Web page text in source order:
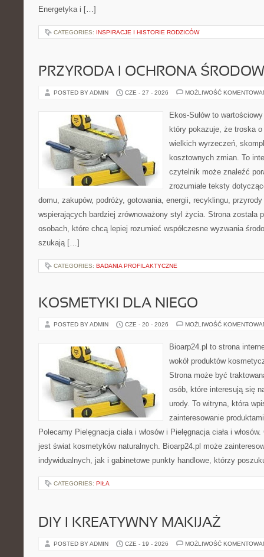
Energetyka i […]
CATEGORIES: INSPIRACJE I HISTORIE RODZICÓW
PRZYRODA I OCHRONA
POSTED BY ADMIN CZE - 27 - 2026 MOŻLIWOŚĆ
Ekos-Sułów to
który pokazuje, że troska
wielkich wyrzeczeń,
kosztownych zmian. To
czytelnik może znaleźć
zrozumiałe teksty
domu, zakupów, podróży, gotowania, energii, recyklingu,
wspierających bardziej zrównoważony styl życia. Strona została
osobach, które chcą lepiej rozumieć współczesne wyzwania
szukają […]
CATEGORIES: BADANIA PROFILAKTYCZNE
KOSMETYKI DLA NIEGO
POSTED BY ADMIN CZE - 20 - 2026 MOŻLIWOŚĆ
Bioarp24.pl to strona
wokół produktów
Strona może być
osób, które interesują się
urody. To witryna, która
zainteresowanie
Polecamy Pielęgnacja ciała i włosów i Pielęgnacja ciała i
jest świat kosmetyków naturalnych. Bioarp24.pl może
indywidualnych, jak i gabinetowe punkty handlowe, którzy
CATEGORIES: PIŁA
DIY I KREATYWNY MAKIJAŻ
POSTED BY ADMIN CZE - 19 - 2026 MOŻLIWOŚĆ